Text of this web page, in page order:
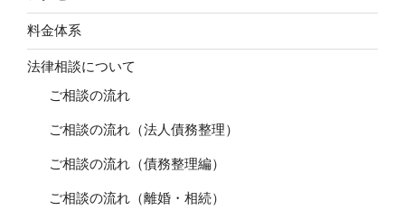
料金体系
法律相談について
ご相談の流れ
ご相談の流れ（法人債務整理）
ご相談の流れ（債務整理編）
ご相談の流れ（離婚・相続）